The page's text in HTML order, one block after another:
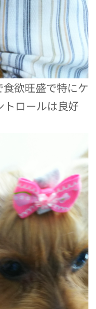
欲旺盛で特にケ
トロールは良好